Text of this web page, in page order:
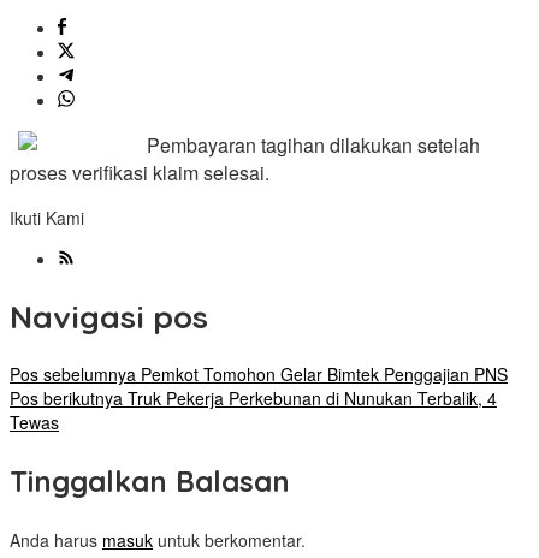
Pembayaran tagihan dilakukan setelah
proses verifikasi klaim selesai.
Ikuti Kami
Navigasi pos
Pos sebelumnya Pemkot Tomohon Gelar Bimtek Penggajian PNS
Pos berikutnya Truk Pekerja Perkebunan di Nunukan Terbalik, 4
Tewas
Tinggalkan Balasan
Anda harus masuk untuk berkomentar.